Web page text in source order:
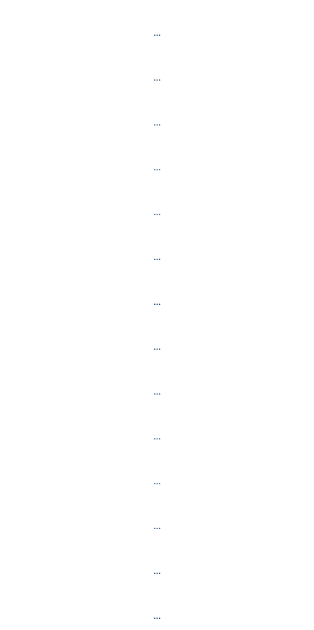
…
…
…
…
…
…
…
…
…
…
…
…
…
…